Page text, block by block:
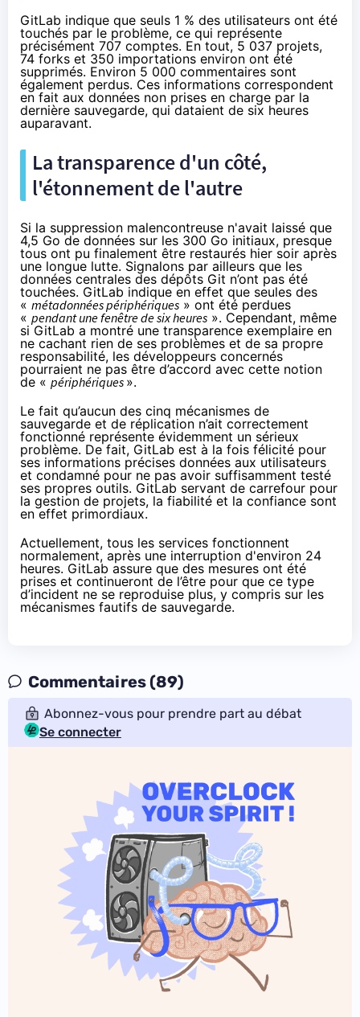
GitLab indique que seuls 1 % des utilisateurs ont été
touchés par le problème, ce qui représente
précisément 707 comptes. En tout, 5 037 projets,
74 forks et 350 importations environ ont été
supprimés. Environ 5 000 commentaires sont
également perdus. Ces informations correspondent
en fait aux données non prises en charge par la
dernière sauvegarde, qui dataient de six heures
auparavant.
La transparence d'un côté,
l'étonnement de l'autre
Si la suppression malencontreuse n'avait laissé que
4,5 Go de données sur les 300 Go initiaux, presque
tous ont pu finalement être restaurés hier soir après
une longue lutte. Signalons par ailleurs que les
données centrales des dépôts Git n’ont pas été
touchées. GitLab indique en effet que seules des
« métadonnées périphériques » ont été perdues
« pendant une fenêtre de six heures ». Cependant, même
si GitLab a montré une transparence exemplaire en
ne cachant rien de ses problèmes et de sa propre
responsabilité, les développeurs concernés
pourraient ne pas être d’accord avec cette notion
de « périphériques ».
Le fait qu’aucun des cinq mécanismes de
sauvegarde et de réplication n’ait correctement
fonctionné représente évidemment un sérieux
problème. De fait, GitLab est à la fois félicité pour
ses informations précises données aux utilisateurs
et condamné pour ne pas avoir suffisamment testé
ses propres outils. GitLab servant de carrefour pour
la gestion de projets, la fiabilité et la confiance sont
en effet primordiaux.
Actuellement, tous les services fonctionnent
normalement, après une interruption d'environ 24
heures. GitLab assure que des mesures ont été
prises et continueront de l’être pour que ce type
d’incident ne se reproduise plus, y compris sur les
mécanismes fautifs de sauvegarde.
Commentaires (89)
Abonnez-vous pour prendre part au débat
Se connecter